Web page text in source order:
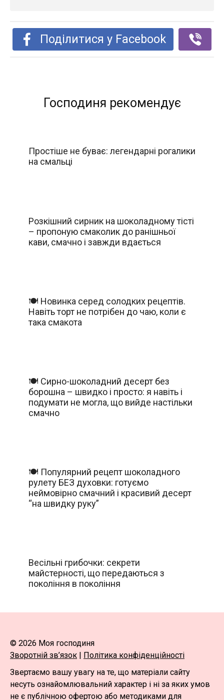
Поділитися у Facebook
Господиня рекомендує
Простіше не буває: легендарні рогалики
на смальці
Розкішний сирник на шоколадному тісті
– пропоную смаколик до ранішньої
кави, смачно і завжди вдається
🍽️ Новинка серед солодких рецептів.
Навіть торт не потрібен до чаю, коли є
така смакота
🍽️ Сирно-шоколадний десерт без
борошна – швидко і просто: я навіть і
подумати не могла, що вийде настільки
смачно
🍽️ Популярний рецепт шоколадного
рулету БЕЗ духовки: готуємо
неймовірно смачний і красивий десерт
“на швидку руку”
Весільні грибочки: секрети
майстерності, що передаються з
покоління в покоління
© 2026 Моя господиня
Зворотній зв’язок
Політика конфіденційності
Звертаємо вашу увагу на те, що матеріали сайту
несуть ознайомлювальний характер і ні за яких умов
не є публічною офертою або методиками для